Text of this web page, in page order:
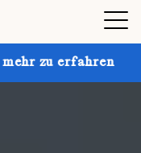
Hol dir bis zu 30